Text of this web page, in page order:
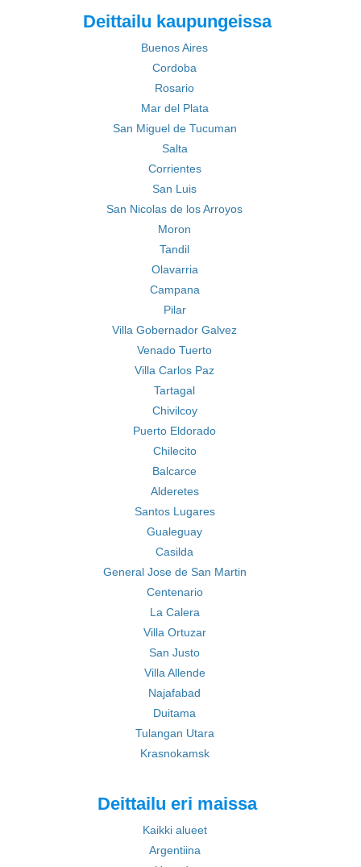
Deittailu kaupungeissa
Buenos Aires
Cordoba
Rosario
Mar del Plata
San Miguel de Tucuman
Salta
Corrientes
San Luis
San Nicolas de los Arroyos
Moron
Tandil
Olavarria
Campana
Pilar
Villa Gobernador Galvez
Venado Tuerto
Villa Carlos Paz
Tartagal
Chivilcoy
Puerto Eldorado
Chilecito
Balcarce
Alderetes
Santos Lugares
Gualeguay
Casilda
General Jose de San Martin
Centenario
La Calera
Villa Ortuzar
San Justo
Villa Allende
Najafabad
Duitama
Tulangan Utara
Krasnokamsk
Deittailu eri maissa
Kaikki alueet
Argentiina